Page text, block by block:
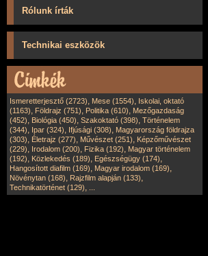
Rólunk írták
Technikai eszközök
Ismeretterjesztő (2723), Mese (1554), Iskolai, oktató
(1163), Földrajz (751), Politika (610), Mezőgazdaság
(452), Biológia (450), Szakoktató (398), Történelem
(344), Ipar (324), Ifjúsági (308), Magyarország földrajza
(303), Életrajz (277), Művészet (251), Képzőművészet
(229), Irodalom (200), Fizika (192), Magyar történelem
(192), Közlekedés (189), Egészségügy (174),
Hangosított diafilm (169), Magyar irodalom (169),
Növénytan (168), Rajzfilm alapján (133),
Technikatörténet (129),